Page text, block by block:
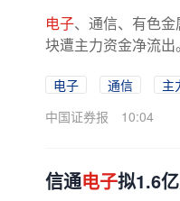
电子、通信、有色金
块遭主力资金净流
电子 通信
主
中国证券报
10:04
信通电子拟1.6